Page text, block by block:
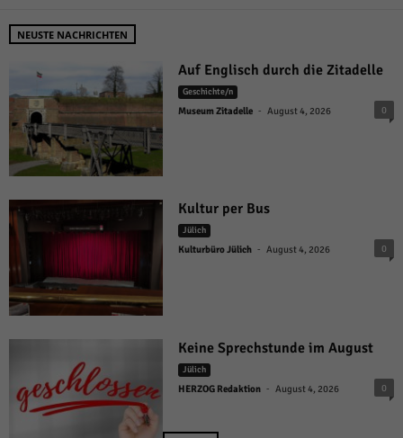
NEUSTE NACHRICHTEN
Auf Englisch durch die Zitadelle
Geschichte/n
Museum Zitadelle - August 4, 2026 0
Kultur per Bus
Jülich
Kulturbüro Jülich - August 4, 2026 0
Keine Sprechstunde im August
Jülich
HERZOG Redaktion - August 4, 2026 0